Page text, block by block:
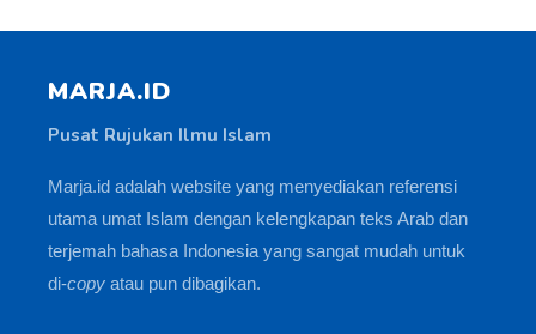
MARJA.ID
Pusat Rujukan Ilmu Islam
Marja.id adalah website yang menyediakan referensi
utama umat Islam dengan kelengkapan teks Arab dan
terjemah bahasa Indonesia yang sangat mudah untuk
di-copy atau pun dibagikan.